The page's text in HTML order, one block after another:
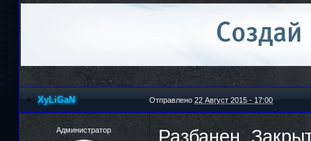
XyLiGaN Отправлено 22 Август 2015 - 17:00
Администратор Разбанен.